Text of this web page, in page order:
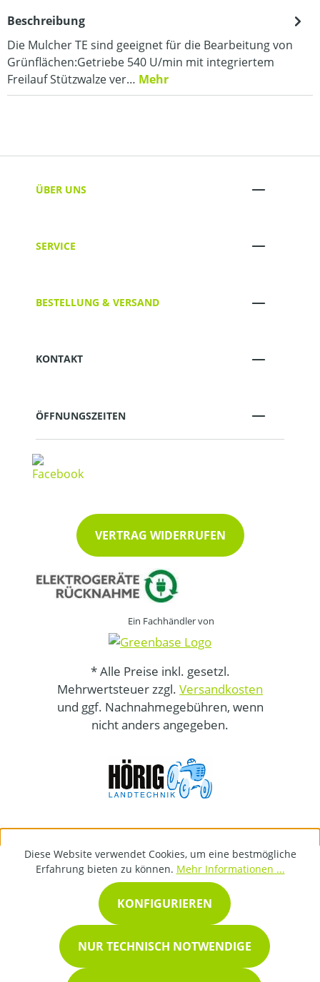
Beschreibung
Die Mulcher TE sind geeignet für die Bearbeitung von
Grünflächen:Getriebe 540 U/min mit integriertem
Freilauf Stützwalze ver… Mehr
ÜBER UNS
SERVICE
BESTELLUNG & VERSAND
KONTAKT
ÖFFNUNGSZEITEN
VERTRAG WIDERRUFEN
Ein Fachhändler von
* Alle Preise inkl. gesetzl.
Mehrwertsteuer zzgl. Versandkosten
und ggf. Nachnahmegebühren, wenn
nicht anders angegeben.
Diese Website verwendet Cookies, um eine bestmögliche
Erfahrung bieten zu können. Mehr Informationen ...
NUR TECHNISCH NOTWENDIGE
KONFIGURIEREN